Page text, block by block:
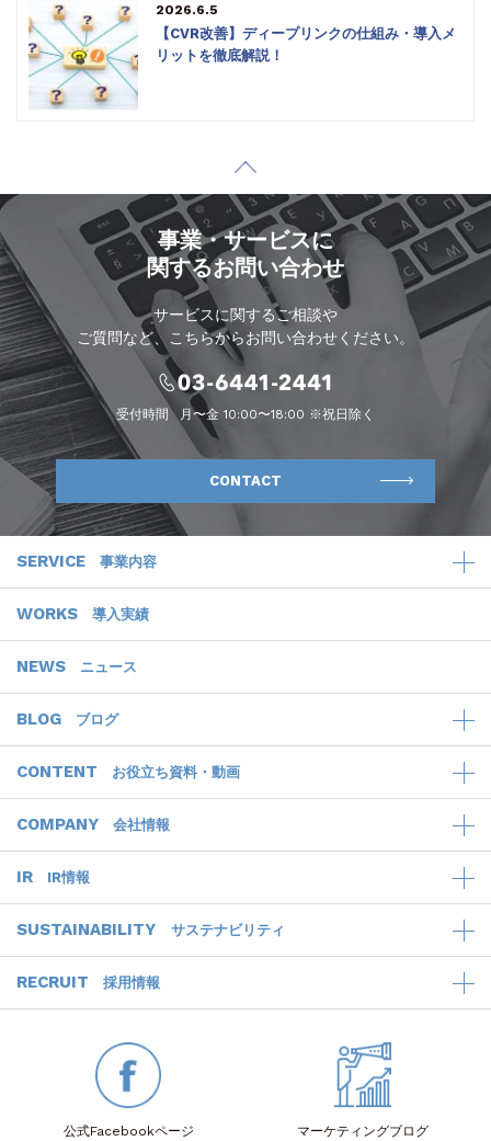
2026.6.5
【CVR改善】ディープリンクの仕組み・導入メ
リットを徹底解説！
事業・サービスに
関するお問い合わせ
サービスに関するご相談や
ご質問など、こちらからお問い合わせください。
受付時間 月〜金 10:00〜18:00 ※祝日除く
CONTACT
SERVICE 事業内容
WORKS 導入実績
NEWS ニュース
BLOG ブログ
CONTENT お役立ち資料・動画
COMPANY 会社情報
IR IR情報
SUSTAINABILITY サステナビリティ
RECRUIT 採用情報
公式Facebookページ マーケティングブログ